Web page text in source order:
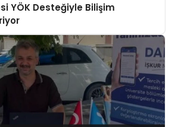
YÖK Desteğiyle Bilişim